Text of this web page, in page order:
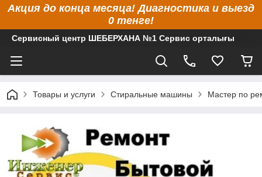
Акция до конца месяца! Диагностика и выезд
0 тенге!
Сервисный центр ШЕБЕРХАНА №1 Сервис орталығы
Товары и услуги Стиральные машины Мастер по